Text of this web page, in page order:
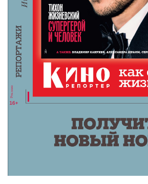
не уложишь ни в один шаблон.
этот канадец с отличным
стал звездой номер один и мог
фильм, играть кого угодно. И
Итак, его следующая роль —
покемон, после которого
сможет сыграть даже кошечку
«Детективом Пикачу» у Райана
«Шесть футов под землей» и